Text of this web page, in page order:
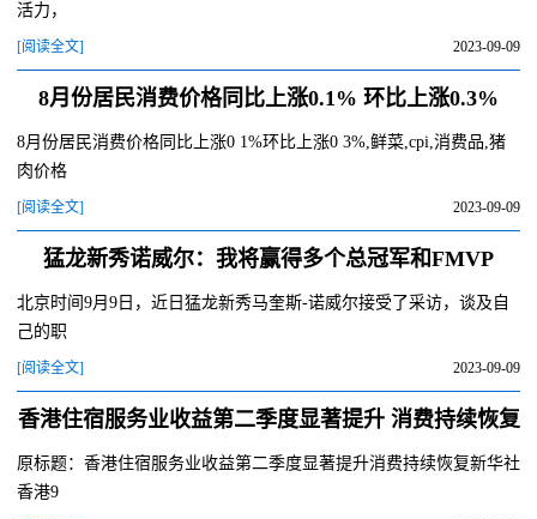
活力，
[阅读全文] 2023-09-09
8月份居民消费价格同比上涨0.1% 环比上涨0.3%
8月份居民消费价格同比上涨0 1%环比上涨0 3%,鲜菜,cpi,消费品,猪
肉价格
[阅读全文] 2023-09-09
猛龙新秀诺威尔：我将赢得多个总冠军和FMVP
北京时间9月9日，近日猛龙新秀马奎斯-诺威尔接受了采访，谈及自
己的职
[阅读全文] 2023-09-09
香港住宿服务业收益第二季度显著提升 消费持续恢复
原标题：香港住宿服务业收益第二季度显著提升消费持续恢复新华社
香港9